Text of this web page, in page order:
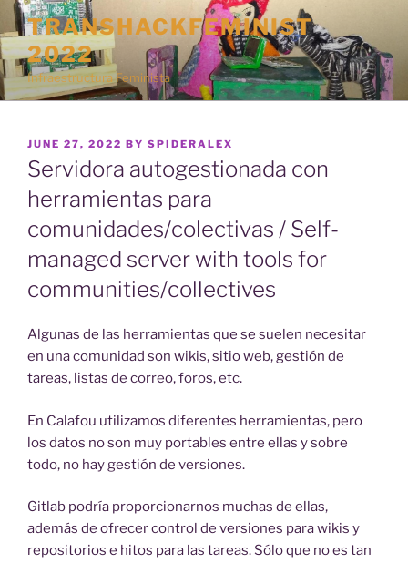
Skip
to
content
TRANSHACKFEMINIST
2022
Infraestructura Feminista
POSTED
ON
JUNE 27, 2022 BY SPIDERALEX
Servidora autogestionada con
herramientas para
comunidades/colectivas / Self-
managed server with tools for
communities/collectives
Algunas de las herramientas que se suelen necesitar
en una comunidad son wikis, sitio web, gestión de
tareas, listas de correo, foros, etc.
En Calafou utilizamos diferentes herramientas, pero
los datos no son muy portables entre ellas y sobre
todo, no hay gestión de versiones.
Gitlab podría proporcionarnos muchas de ellas,
además de ofrecer control de versiones para wikis y
repositorios e hitos para las tareas. Sólo que no es tan